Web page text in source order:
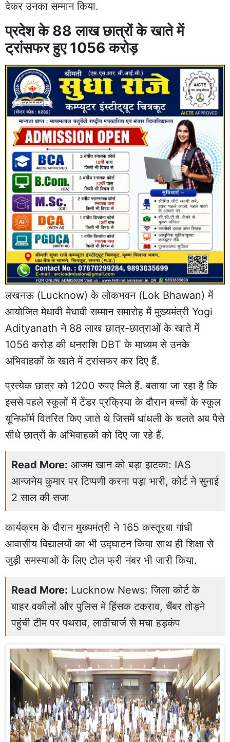
देकर उनका सम्मान किया.
प्रदेश के 88 लाख छात्रों के खाते में
ट्रांसफर हुए 1056 करोड़
लखनऊ (Lucknow) के लोकभवन (Lok Bhawan) में
आयोजित मेधावी मेधावी सम्मान समारोह में मुख्यमंत्री Yogi
Adityanath ने 88 लाख छात्र-छात्राओं के खाते में
1056 करोड़ की धनराशि DBT के माध्यम से उनके
अभिवाहकों के खाते में ट्रांसफर कर दिए हैं.
प्रत्येक छात्र को 1200 रुपए मिले हैं. बताया जा रहा है कि
इससे पहले स्कूलों में टेंडर प्रक्रिया के दौरान बच्चों के स्कूल
यूनिफॉर्म वितरित किए जाते थे जिसमें धांधली के चलते अब पैसे
सीधे छात्रों के अभिवाहकों को दिए जा रहे हैं.
Read More: आजम खान को बड़ा झटका: IAS
आन्जनेय कुमार पर टिप्पणी करना पड़ा भारी, कोर्ट ने सुनाई
2 साल की सजा
कार्यक्रम के दौरान मुख्यमंत्री ने 165 कस्तूरबा गांधी
आवासीय विद्यालयों का भी उद्घाटन किया साथ ही शिक्षा से
जुड़ी समस्याओं के लिए टोल फ्री नंबर भी जारी किया.
Read More: Lucknow News: जिला कोर्ट के
बाहर वकीलों और पुलिस में हिंसक टकराव, चैंबर तोड़ने
पहुंची टीम पर पथराव, लाठीचार्ज से मचा हड़कंप